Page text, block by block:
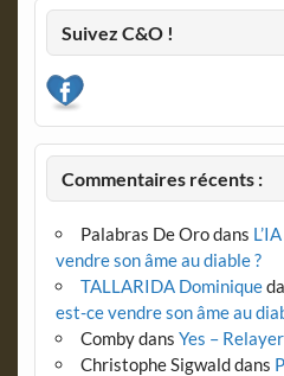
Suivez C&O !
Commentaires récents :
Palabras De Orodans
vendre son âme au diable ?
TALLARIDA Dominique
est-ce vendre son âme au
Combydans Yes – Relayer
Christophe Sigwalddans